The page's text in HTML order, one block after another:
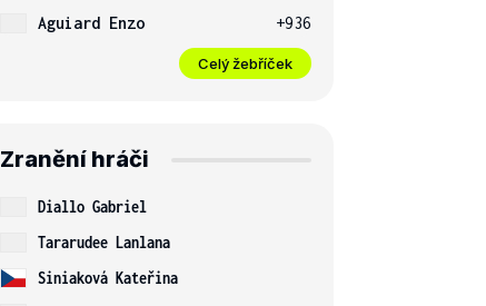
Aguiard Enzo
+936
Celý žebříček
Zranění hráči
Diallo Gabriel
Tararudee Lanlana
Siniaková Kateřina